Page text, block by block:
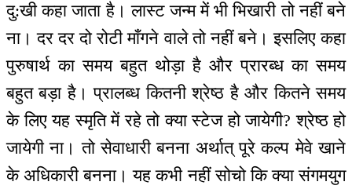
दु:खी कहा जाता है। लास्ट जन्म में भी भिखारी तो नहीं बने
ना। दर दर दो रोटी माँगने वाले तो नहीं बने। इसलिए कहा
पुरुषार्थ का समय बहुत थोड़ा है और प्रारब्ध का समय
बहुत बड़ा है। प्रालब्ध कितनी श्रेष्ठ है और कितने समय
के लिए यह स्मृति में रहे तो क्या स्टेज हो जायेगी? श्रेष्ठ हो
जायेगी ना। तो सेवाधारी बनना अर्थात् पूरे कल्प मेवे खाने
के अधिकारी बनना। यह कभी नहीं सोचो कि क्या संगमयुग